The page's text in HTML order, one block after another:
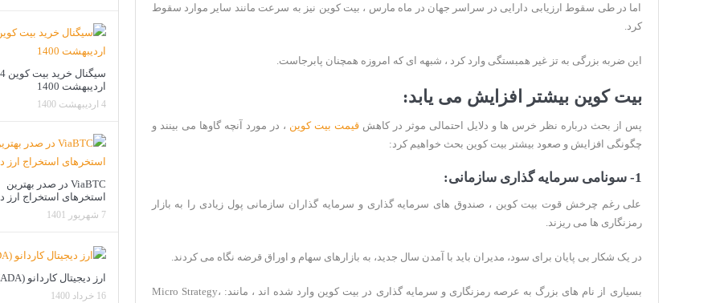
اما در طی سقوط ارزیابی دارایی در سراسر جهان در ماه مارس ، بیت کوین نیز به سرعت مانند سایر موارد سقوط
کرد.
این ضربه بزرگی به تز غیر همبستگی وارد کرد ، شبهه ای که امروزه همچنان پابرجاست.
بیت کوین بیشتر افزایش می یابد:
پس از بحث درباره نظر خرس ها و دلایل احتمالی موثر در کاهشقیمت بیت کوین ، در مورد آنچه گاوها می بینند و
چگونگی افزایش و صعود بیشتر بیت کوین بحث خواهیم کرد:
1- سونامی سرمایه گذاری سازمانی:
علی رغم چرخش قوت بیت کوین ، صندوق های سرمایه گذاری و سرمایه گذاران سازمانی پول زیادی را به بازار
رمزنگاری ها می ریزند.
در یک شکار بی پایان برای سود، مدیران باید با آمدن سال جدید، به بازارهای سهام و اوراق قرضه نگاه می کردند.
بسیاری از نام های بزرگ به عرصه رمزنگاری و سرمایه گذاری در بیت کوین وارد شده اند ، مانند: Micro Strategy،
سیگنال خرید بیت کوین 4
اردیبهشت 1400
4 اردیبهشت 1400
ViaBTC در صدر بهترین
استخرهای استخراج ارز
7 شهریور 1401
ارز دیجیتال کاردانو (ADA)
16 خرداد 1400